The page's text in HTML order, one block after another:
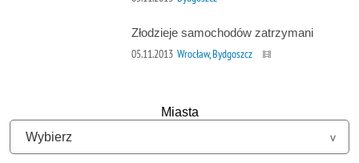
Złodzieje samochodów zatrzymani
05.11.2013 Wrocław, Bydgoszcz
Miasta